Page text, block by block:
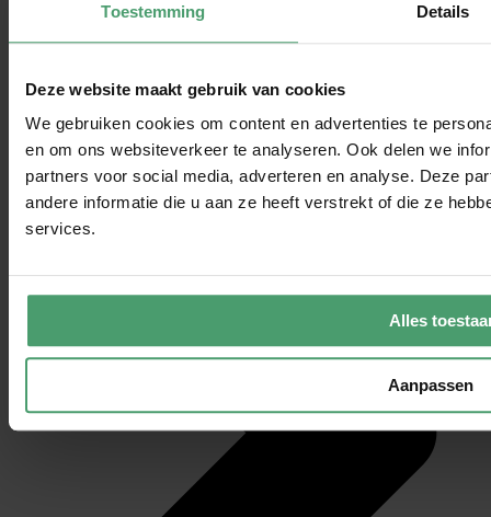
Toestemming Details
Deze website maakt gebruik van cookies
We gebruiken cookies om content en advertenties te
en om ons websiteverkeer te analyseren. Ook delen we
partners voor social media, adverteren en analyse. Deze
andere informatie die u aan ze heeft verstrekt of die ze
services.
Alles
Aanpassen